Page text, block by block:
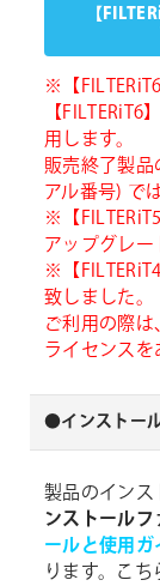
【
※【
【
用します。
販売終了製品
アル番号) で
※【
アップグレー
※【
致しました。
ご利用の際
ライセンスを
●インストー
製品のインス
ンストール
ールと使用ガ
ります。こち